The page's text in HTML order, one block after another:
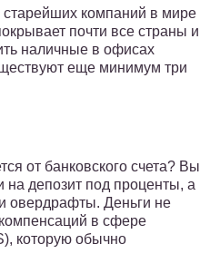
компаний в мире
почти все страны и
наличные в офисах
еще минимум три
от банковского счета? Вы
на депозит под проценты, а
овердрафты. Деньги не
в сфере
которую обычно